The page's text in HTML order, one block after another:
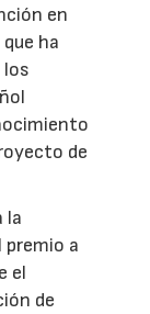
en
ha
los
de
la
a
el
de